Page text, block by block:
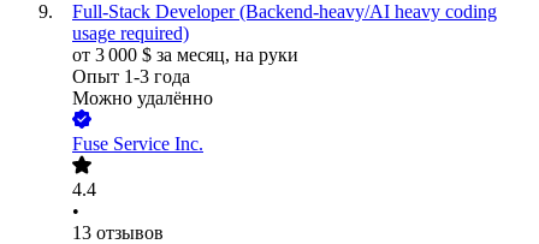
Full-Stack Developer (Backend-heavy/AI heavy coding
usage required)
от 3 000 $ за месяц, на руки
Опыт 1-3 года
Можно удалённо
Fuse Service Inc.
4.4
•
13 отзывов